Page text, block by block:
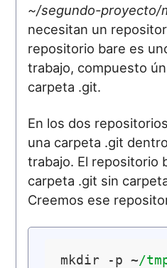
~/segundo-proyecto/
necesitan un
repositorio bare es
trabajo, compuesto
carpeta .git.
En los dos
una carpeta .git
trabajo. El repositorio
carpeta .git sin
Creemos ese
mkdir -p ~/